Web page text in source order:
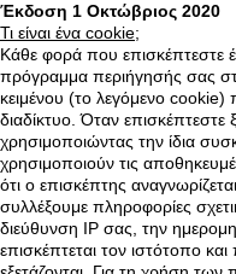
Έκδοση 1 Οκτώβριος 2020
Τι είναι ένα cookie;
Κάθε φορά που επισκέπτεστε
πρόγραμμα περιήγησής σας
κειμένου (το λεγόμενο cookie)
διαδίκτυο. Όταν
χρησιμοποιώντας την ίδια
χρησιμοποιούν τις
ότι ο επισκέπτης
συλλέξουμε πληροφορίες
διεύθυνση IP σας, την
επισκέπτεται τον ιστότοπο